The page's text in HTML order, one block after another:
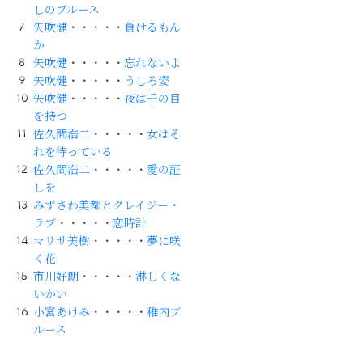
しのブルース
矢吹健 ・・・・・ 負けるもん
か
矢吹健 ・・・・・忘れないよ
矢吹健 ・・・・・ うしろ姿
矢吹健 ・・・・・夜は千の目
を持つ
佐久間浩二 ・・・・・女はそ
れを待っている
佐久間浩二 ・・・・・ 愛の証
しを
みずさわ美都とクレイジー・
ラブ ・・・・・恋時計
マリサ美樹 ・・・・・夢に咲
く花
市川好朗 ・・・・・淋しくな
いかい
小宮あけみ ・・・・・稚内ブ
ルース